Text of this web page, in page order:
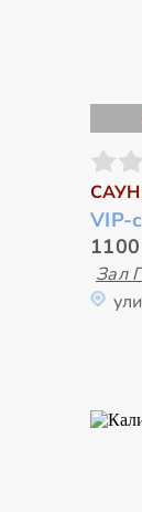
VIP-
Зал